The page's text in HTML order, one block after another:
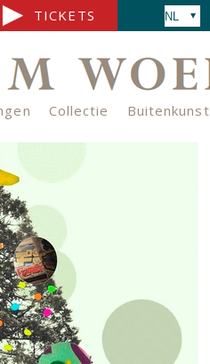
Collectie Buitenkunst
TICKETS